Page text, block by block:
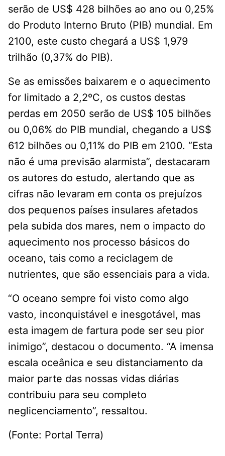
serão de US$ 428 bilhões ao ano ou 0,25%
do Produto Interno Bruto (PIB) mundial. Em
2100, este custo chegará a US$ 1,979
trilhão (0,37% do PIB).
Se as emissões baixarem e o aquecimento
for limitado a 2,2ºC, os custos destas
perdas em 2050 serão de US$ 105 bilhões
ou 0,06% do PIB mundial, chegando a US$
612 bilhões ou 0,11% do PIB em 2100. “Esta
não é uma previsão alarmista”, destacaram
os autores do estudo, alertando que as
cifras não levaram em conta os prejuízos
dos pequenos países insulares afetados
pela subida dos mares, nem o impacto do
aquecimento nos processo básicos do
oceano, tais como a reciclagem de
nutrientes, que são essenciais para a vida.
“O oceano sempre foi visto como algo
vasto, inconquistável e inesgotável, mas
esta imagem de fartura pode ser seu pior
inimigo”, destacou o documento. “A imensa
escala oceânica e seu distanciamento da
maior parte das nossas vidas diárias
contribuiu para seu completo
neglicenciamento”, ressaltou.
(Fonte: Portal Terra)